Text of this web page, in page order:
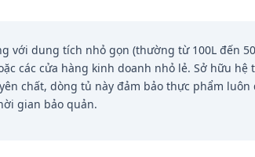
với dung tích nhỏ gọn (thường từ 100L đến
các cửa hàng kinh doanh nhỏ lẻ. Sở hữu hệ
chất, dòng tủ này đảm bảo thực phẩm luôn
gian bảo quản.